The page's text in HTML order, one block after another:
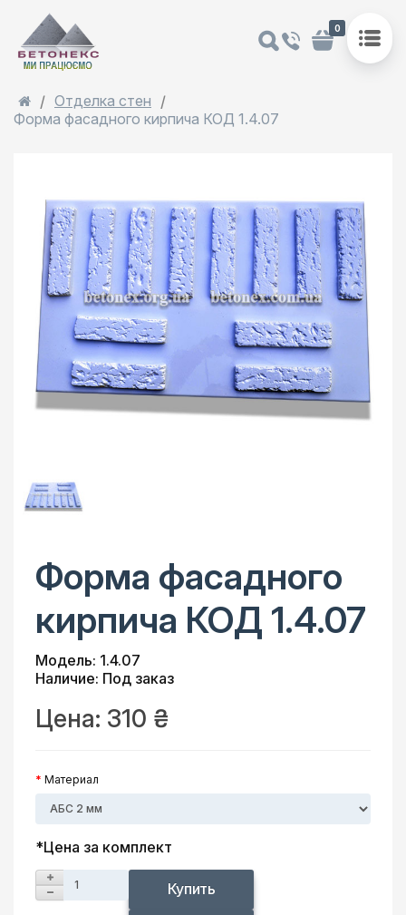
0
Отделка стен
Форма фасадного кирпича КОД 1.4.07
Форма фасадного
кирпича КОД 1.4.07
Модель: 1.4.07
Наличие: Под заказ
Цена: 310 ₴
Материал
*Цена за комплект
Купить